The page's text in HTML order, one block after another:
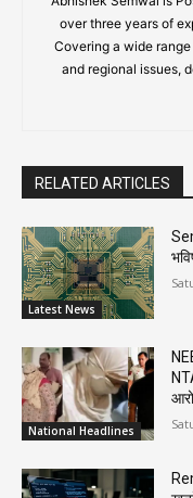
over three years of
Covering a wide
and regional issues,
RELATED ARTICLES
Latest News
National Headlines